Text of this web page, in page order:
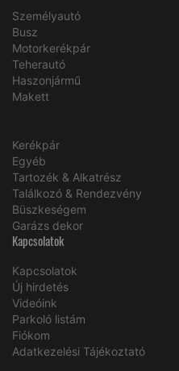
Személyautó
Busz
Motorkerékpár
Teherautó
Haszonjármű
Makett
Kerékpár
Egyéb
Tartozék & Alkatrész
Találkozó & Rendezvény
Büszkeségem
Garázs dekor
Kapcsolatok
Kapcsolatok
Új hirdetés
Videóink
Parkoló listám
Fiókom
Adatkezelési Tájékoztató